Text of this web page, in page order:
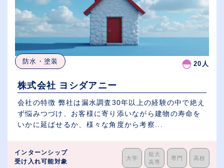
防水・塗装 20人
株式会社 ヨシダアニー
会社の特徴 弊社は漏水調査30年以上の経験の中で絶え
ず悩みつづけ、お客様に寄り添いながら建物の寿命を
いかに延ばせるか、様々な角度から考察...
インターンシップ
受け入れ可能対象
大学
短大
高専
専門 高校